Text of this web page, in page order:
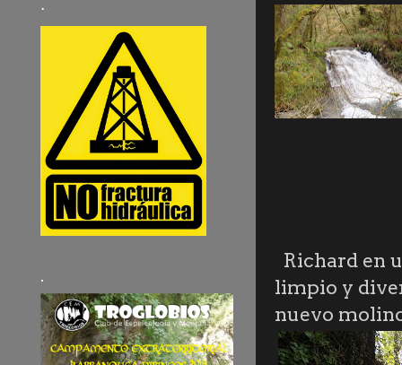
Richard en
limpio y
nuevo
·
.